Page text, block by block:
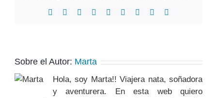
Facebook Reddit LinkedInWhatsApp
TumblrPinterest
Sobre el Autor: Marta
Hola, soy Marta!! Viajera nata, soñadora
y aventurera. En esta web quiero